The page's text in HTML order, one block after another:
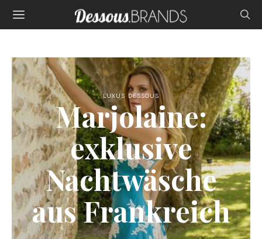
LUXUS DESSOUS
Marjolaine:
exklusive
Nachtwäsche
aus Frankreich